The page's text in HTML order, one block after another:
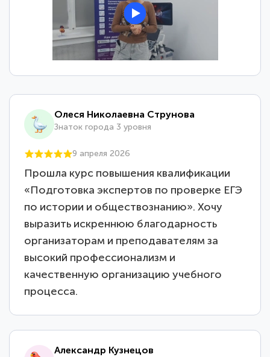
Олеся Николаевна Струнова
Знаток города 3 уровня
9 апреля 2026
Прошла курс повышения квалификации
«Подготовка экспертов по проверке ЕГЭ
по истории и обществознанию». Хочу
выразить искреннюю благодарность
организаторам и преподавателям за
высокий профессионализм и
качественную организацию учебного
процесса.
Александр Кузнецов